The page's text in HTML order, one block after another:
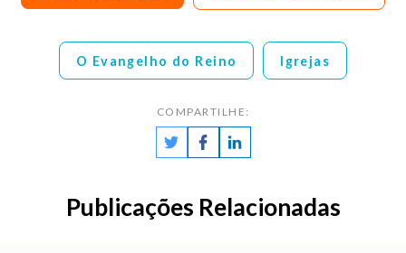
O Evangelho do Reino Igrejas
COMPARTILHE:
Publicações Relacionadas